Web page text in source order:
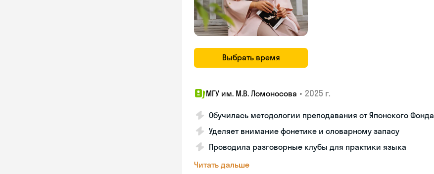
Выбрать время
МГУ им. М.В. Ломоносова • 2025 г.
Обучилась методологии преподавания от Японского Фонда
Уделяет внимание фонетике и словарному запасу
Проводила разговорные клубы для практики языка
Читать дальше